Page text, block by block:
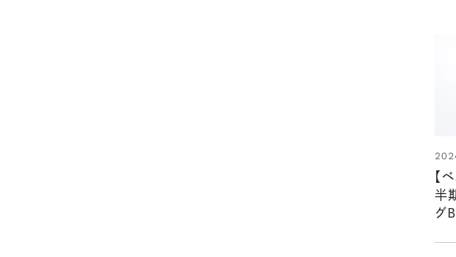
【
半
グ